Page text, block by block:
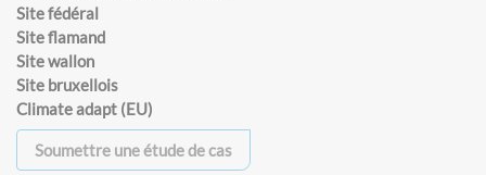
Site fédéral
Site flamand
Site wallon
Site bruxellois
Climate adapt (EU)
Soumettre une étude de cas